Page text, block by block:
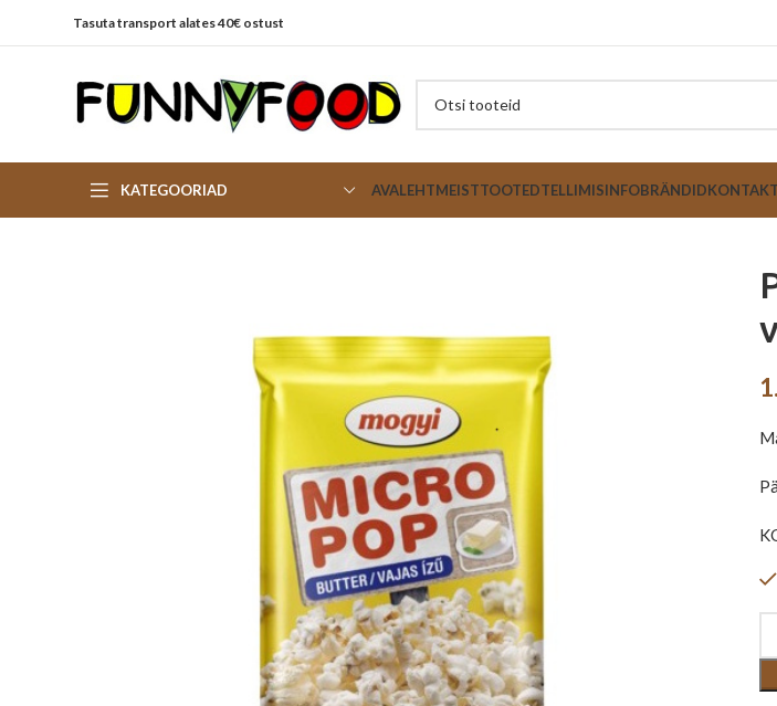
Tasuta transport alates 40€ ostust
KATEGOORIAD AVALEHTMEISTTOOTEDTELLIMISINFOBRÄNDIDKONTAKT